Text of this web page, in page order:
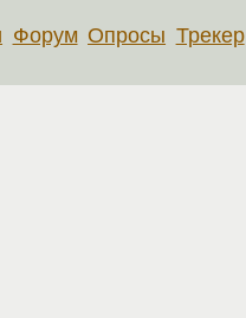
Форум Опросы Трекер